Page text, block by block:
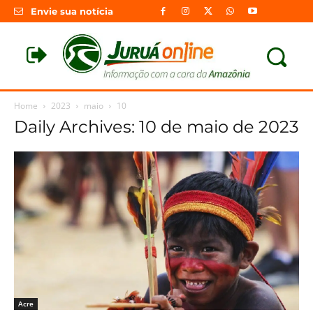
Envie sua notícia
Home 2023 maio 10
Daily Archives: 10 de maio de 2023
Acre